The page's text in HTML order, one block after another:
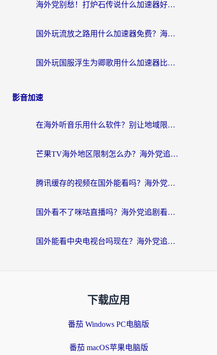
海外党别愁！打炉石传说什么加速器好用？3个实用技巧解决国服游戏卡顿
国外玩流放之路用什么加速器免费？海外党亲测有效的国服游戏加速指南
国外玩国服浮生为卿歌用什么加速器比较好？海外党亲测不踩坑指南
影音加速
在海外听音乐用什么软件？别让地域限制断了你的华语歌单
芒果TV海外地区限制怎么办？海外党追剧看片的实用加速器选择指南
腾讯缓存的视频在国外能看吗？海外党追剧看片的终极解决方案
国外看不了咪咕直播吗？海外党追剧看片的加速器选择指南
国外能看中央电视台吗现在？海外党追剧看央视的实用指南
下载应用
番茄 Windows PC电脑版
番茄 macOS苹果电脑版